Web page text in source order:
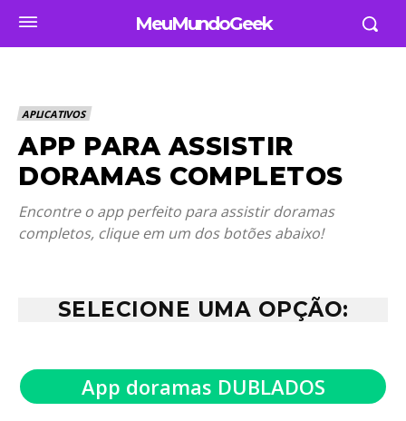
MeuMundoGeek
APLICATIVOS
APP PARA ASSISTIR
DORAMAS COMPLETOS
Encontre o app perfeito para assistir doramas
completos, clique em um dos botões abaixo!
SELECIONE UMA OPÇÃO:
App doramas DUBLADOS